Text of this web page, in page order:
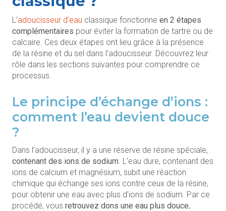
L’adoucisseur d’eau classique fonctionne en 2 étapes
complémentaires pour éviter la formation de tartre ou de
calcaire. Ces deux étapes ont lieu grâce à la présence
de la résine et du sel dans l’adoucisseur. Découvrez leur
rôle dans les sections suivantes pour comprendre ce
processus.
Le principe d’échange d’ions :
comment l’eau devient douce
?
Dans l’adoucisseur, il y a une réserve de résine spéciale,
contenant des ions de sodium . L’eau dure, contenant des
ions de calcium et magnésium, subit une réaction
chimique qui échange ses ions contre ceux de la résine,
pour obtenir une eau avec plus d’ions de sodium. Par ce
procédé, vous retrouvez dons une eau plus douce,